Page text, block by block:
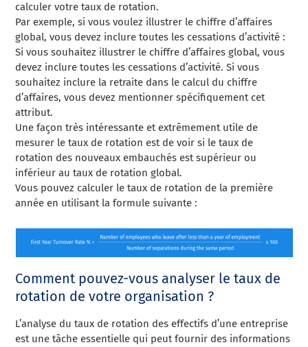
calculer votre taux de rotation.
Par exemple, si vous voulez illustrer le chiffre d’affaires
global, vous devez inclure toutes les cessations d’activité :
Si vous souhaitez illustrer le chiffre d’affaires global, vous
devez inclure toutes les cessations d’activité. Si vous
souhaitez inclure la retraite dans le calcul du chiffre
d’affaires, vous devez mentionner spécifiquement cet
attribut.
Une façon très intéressante et extrêmement utile de
mesurer le taux de rotation est de voir si le taux de
rotation des nouveaux embauchés est supérieur ou
inférieur au taux de rotation global.
Vous pouvez calculer le taux de rotation de la première
année en utilisant la formule suivante :
Comment pouvez-vous analyser le taux de
rotation de votre organisation ?
L’analyse du taux de rotation des effectifs d’une entreprise
est une tâche essentielle qui peut fournir des informations